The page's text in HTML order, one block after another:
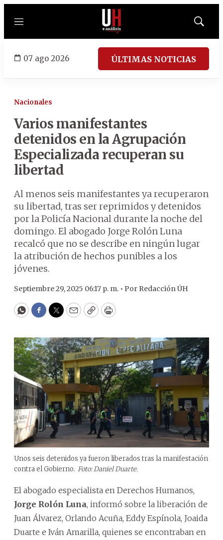
Menú
Mostrar
07 ago 2026 ÚLTIMAS NOTICIAS
Nacionales
Varios manifestantes
detenidos en la Agrupación
Especializada recuperan su
libertad
Al menos seis manifestantes ya recuperaron
su libertad, tras ser reprimidos y detenidos
por la Policía Nacional durante la noche del
domingo. El abogado Jorge Rolón Luna
recalcó que no se describe en ningún lugar
la atribución de hechos punibles a los
jóvenes.
Septiembre 29, 2025 06:17 p. m. • Por Redacción ÚH
WhatsApp
Facebook
Twitter
EmailCopyPrint
Unos seis detenidos ya fueron liberados tras la manifestación
contra el Gobierno. Foto: Daniel Duarte.
El abogado especialista en Derechos Humanos,
Jorge Rolón Luna, informó sobre la liberación de
Juan Álvarez, Orlando Acuña, Eddy Espínola, Joaida
Duarte e Iván Amarilla, quienes se encontraban en